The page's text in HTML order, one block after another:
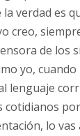
verdad es
creo,
de los
yo,
lenguaje
cotidianos
lo